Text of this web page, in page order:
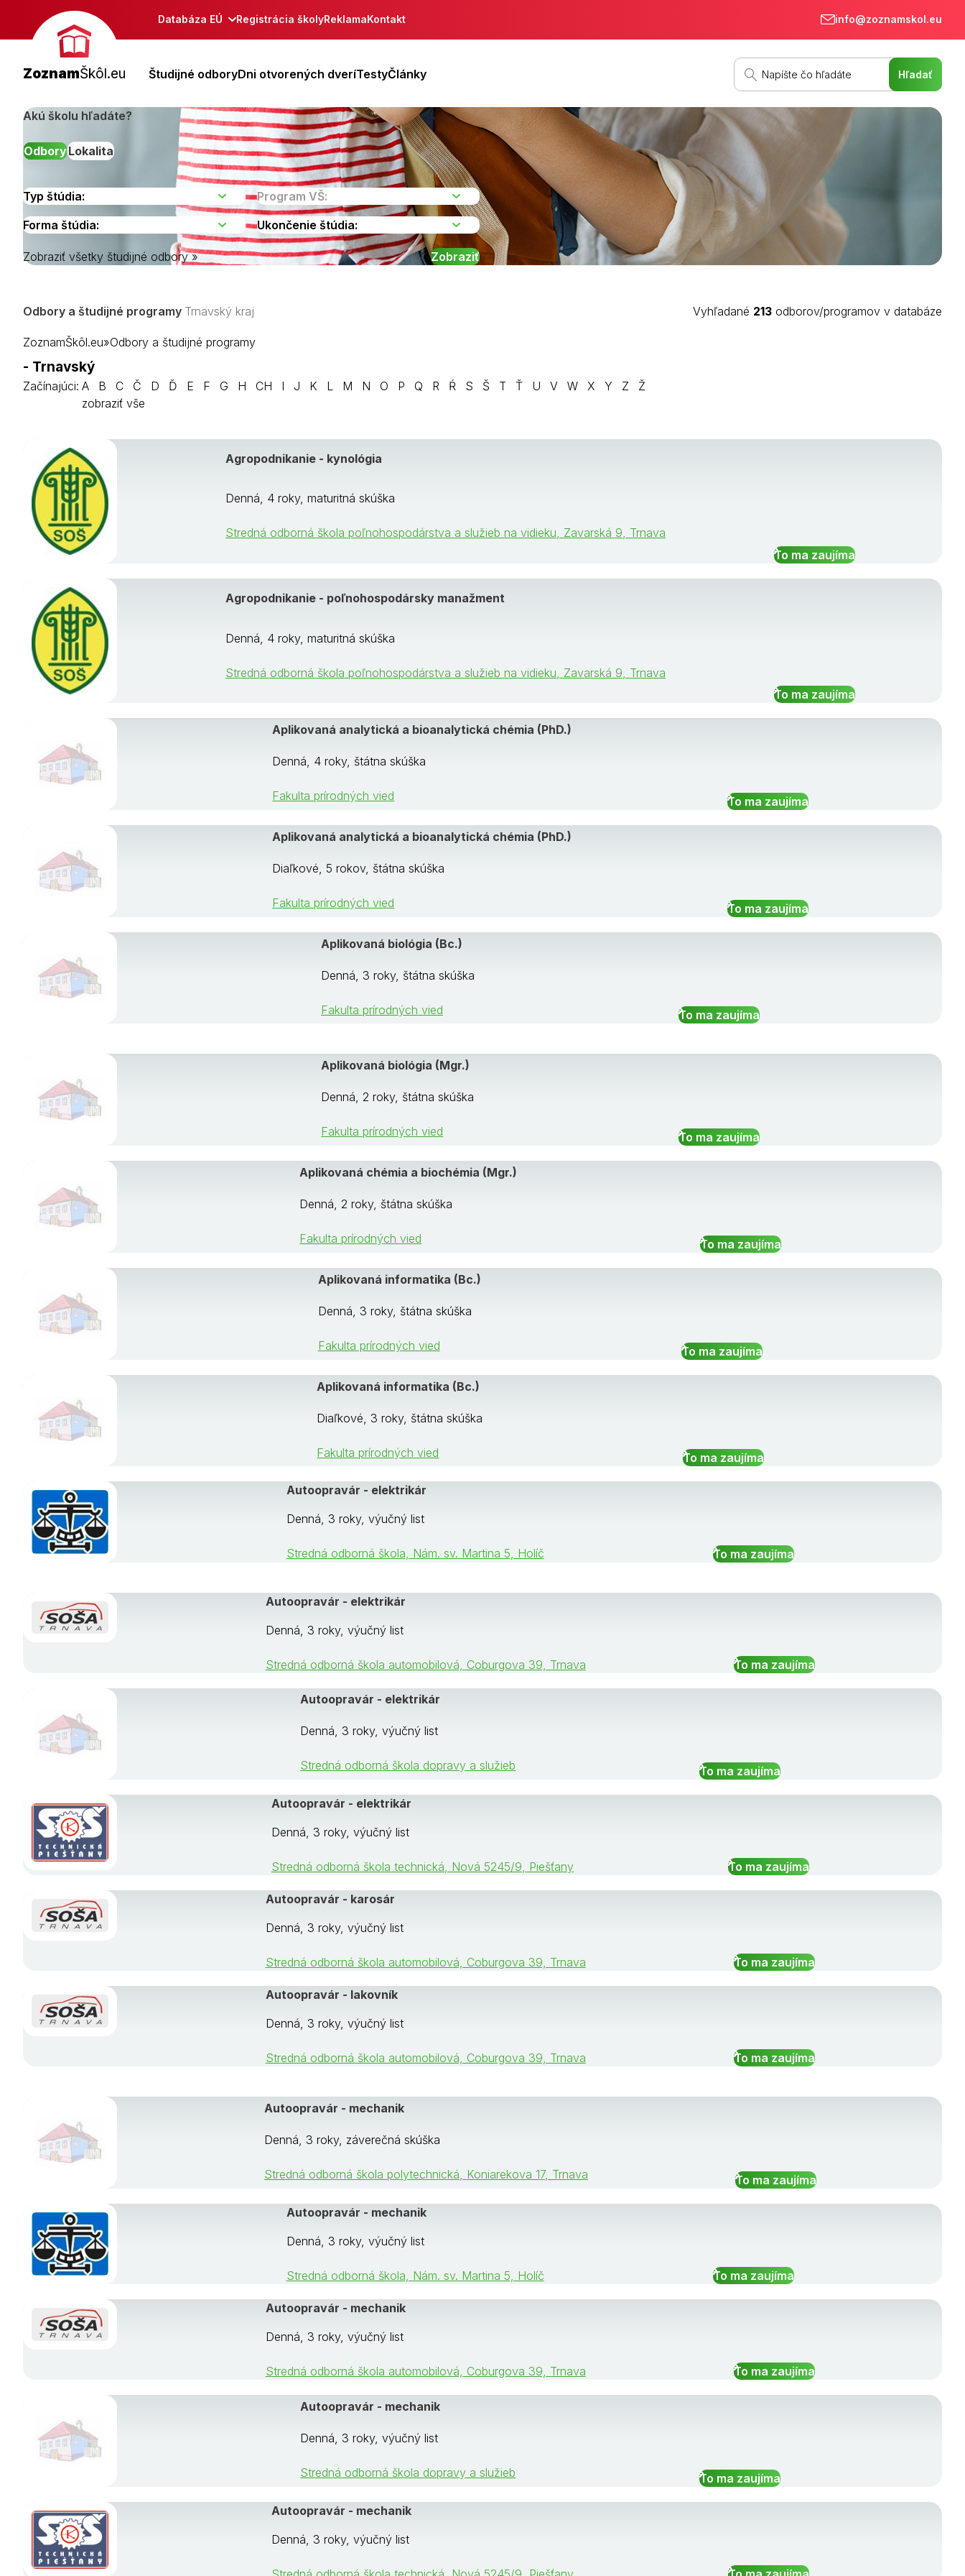
Databáza EÚ Registrácia školyReklamaKontakt info@zoznamskol.eu
ZoznamŠkôl.eu Študijné odboryDni otvorených dveríTestyČlánky
Akú školu hľadáte?
OdboryLokalita
Zobraziť všetky študijné odbory »
Hlohovec
Senica
Odbory a študijné programy Trnavský kraj Vyhľadané 213 odborov/programov v databáze
ZoznamŠkôl.eu»Odbory a študijné programy
- Trnavský
Začínajúci: A B C Č D Ď E F G H CH I J K L M N O P Q R Ŕ S Š T Ť U V W X Y Z
Ž
zobraziť vše
Agropodnikanie - kynológia
Denná, 4 roky, maturitná skúška
Stredná odborná škola poľnohospodárstva a služieb na vidieku, Zavarská 9, Trnava
To ma zaujíma
Agropodnikanie - poľnohospodársky manažment
Denná, 4 roky, maturitná skúška
Stredná odborná škola poľnohospodárstva a služieb na vidieku, Zavarská 9, Trnava
To ma zaujíma
Aplikovaná analytická a bioanalytická chémia (PhD.)
Denná, 4 roky, štátna skúška
Fakulta prírodných vied To ma zaujíma
Aplikovaná analytická a bioanalytická chémia (PhD.)
Diaľkové, 5 rokov, štátna skúška
Fakulta prírodných vied To ma zaujíma
Aplikovaná biológia (Bc.)
Denná, 3 roky, štátna skúška
Fakulta prírodných vied To ma zaujíma
Aplikovaná biológia (Mgr.)
Denná, 2 roky, štátna skúška
Fakulta prírodných vied To ma zaujíma
Aplikovaná chémia a biochémia (Mgr.)
Denná, 2 roky, štátna skúška
Fakulta prírodných vied To ma zaujíma
Aplikovaná informatika (Bc.)
Denná, 3 roky, štátna skúška
Fakulta prírodných vied To ma zaujíma
Aplikovaná informatika (Bc.)
Diaľkové, 3 roky, štátna skúška
Fakulta prírodných vied To ma zaujíma
Autoopravár - elektrikár
Denná, 3 roky, výučný list
Stredná odborná škola, Nám. sv. Martina 5, Holíč To ma zaujíma
Autoopravár - elektrikár
Denná, 3 roky, výučný list
Stredná odborná škola automobilová, Coburgova 39, Trnava To ma zaujíma
Autoopravár - elektrikár
Denná, 3 roky, výučný list
Stredná odborná škola dopravy a služieb To ma zaujíma
Autoopravár - elektrikár
Denná, 3 roky, výučný list
Stredná odborná škola technická, Nová 5245/9, Piešťany To ma zaujíma
Autoopravár - karosár
Denná, 3 roky, výučný list
Stredná odborná škola automobilová, Coburgova 39, Trnava To ma zaujíma
Autoopravár - lakovník
Denná, 3 roky, výučný list
Stredná odborná škola automobilová, Coburgova 39, Trnava To ma zaujíma
Autoopravár - mechanik
Denná, 3 roky, záverečná skúška
Stredná odborná škola polytechnická, Koniarekova 17, Trnava To ma zaujíma
Autoopravár - mechanik
Denná, 3 roky, výučný list
Stredná odborná škola, Nám. sv. Martina 5, Holíč To ma zaujíma
Autoopravár - mechanik
Denná, 3 roky, výučný list
Stredná odborná škola automobilová, Coburgova 39, Trnava To ma zaujíma
Autoopravár - mechanik
Denná, 3 roky, výučný list
Stredná odborná škola dopravy a služieb To ma zaujíma
Autoopravár - mechanik
Denná, 3 roky, výučný list